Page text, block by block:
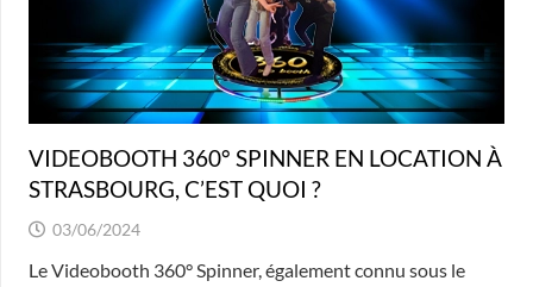
VIDEOBOOTH 360° SPINNER EN LOCATION À
STRASBOURG, C’EST QUOI ?
03/06/2024
Le Videobooth 360° Spinner, également connu sous le